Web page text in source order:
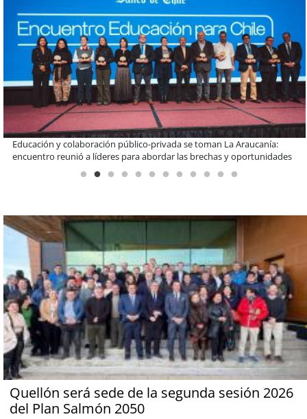
Claves para comprar electrodomésticos durante el Black Sale
Quellón será sede de la segunda sesión 2026
del Plan Salmón 2050